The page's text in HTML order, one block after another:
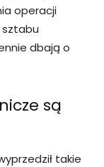
operacji
sztabu
dbają o
są
takie